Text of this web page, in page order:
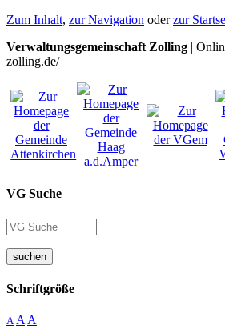
Zum Inhalt, zur Navigation oderzur
Verwaltungsgemeinschaft Zolling |
zolling.de/
VG Suche
suchen
Schriftgröße
A A A